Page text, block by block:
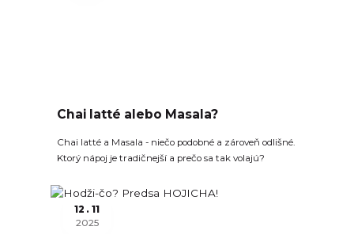
Chai latté alebo Masala?
Chai latté a Masala - niečo podobné a zároveň odlišné.
Ktorý nápoj je tradičnejší a prečo sa tak volajú?
12
11
2025